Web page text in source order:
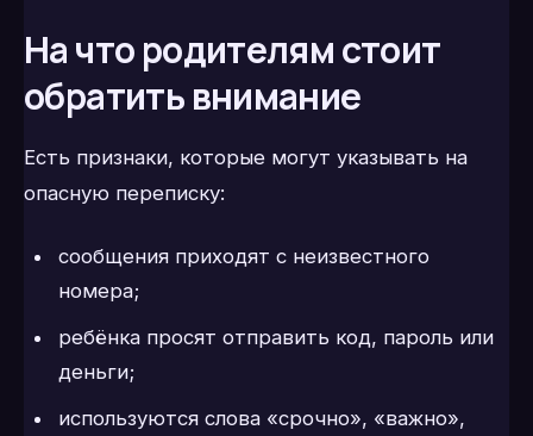
На что родителям стоит
обратить внимание
Есть признаки, которые могут указывать на
опасную переписку:
сообщения приходят с неизвестного
номера;
ребёнка просят отправить код, пароль или
деньги;
используются слова «срочно», «важно»,